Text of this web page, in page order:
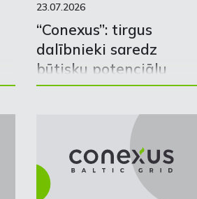
23.07.2026
“Conexus”: tirgus
dalībnieki saredz
būtisku potenciālu
Ziemeļu-Baltijas